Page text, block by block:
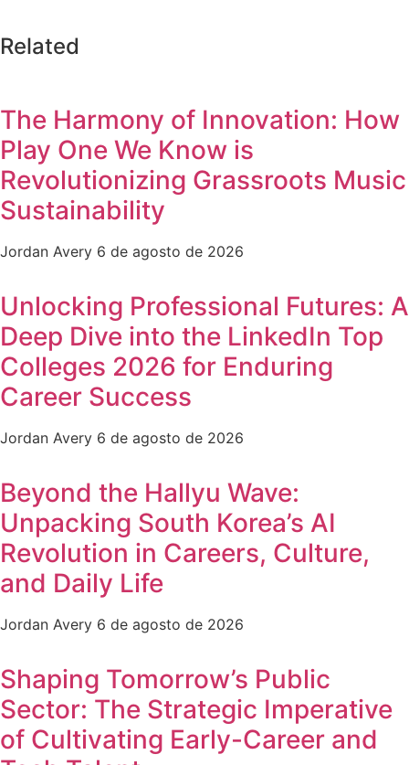
Related
The Harmony of Innovation: How
Play One We Know is
Revolutionizing Grassroots Music
Sustainability
Jordan Avery 6 de agosto de 2026
Unlocking Professional Futures: A
Deep Dive into the LinkedIn Top
Colleges 2026 for Enduring
Career Success
Jordan Avery 6 de agosto de 2026
Beyond the Hallyu Wave:
Unpacking South Korea’s AI
Revolution in Careers, Culture,
and Daily Life
Jordan Avery 6 de agosto de 2026
Shaping Tomorrow’s Public
Sector: The Strategic Imperative
of Cultivating Early-Career and